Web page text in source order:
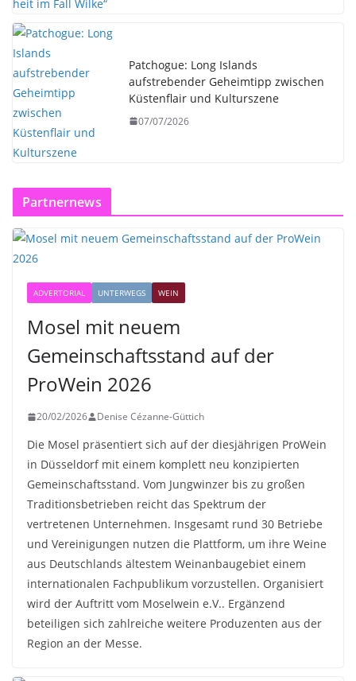
Patchogue: Long Islands
aufstrebender Geheimtipp zwischen
Küstenflair und Kulturszene
07/07/2026
Partnernews
ADVERTORIAL UNTERWEGS WEIN
Mosel mit neuem
Gemeinschaftsstand auf der
ProWein 2026
20/02/2026 Denise Cézanne-Güttich
Die Mosel präsentiert sich auf der diesjährigen ProWein
in Düsseldorf mit einem komplett neu konzipierten
Gemeinschaftsstand. Vom Jungwinzer bis zu großen
Traditionsbetrieben reicht das Spektrum der
vertretenen Unternehmen. Insgesamt rund 30 Betriebe
und Vereinigungen nutzen die Plattform, um ihre Weine
aus Deutschlands ältestem Weinanbaugebiet einem
internationalen Fachpublikum vorzustellen. Organisiert
wird der Auftritt vom Moselwein e.V.. Ergänzend
beteiligen sich zahlreiche weitere Produzenten aus der
Region an der Messe.